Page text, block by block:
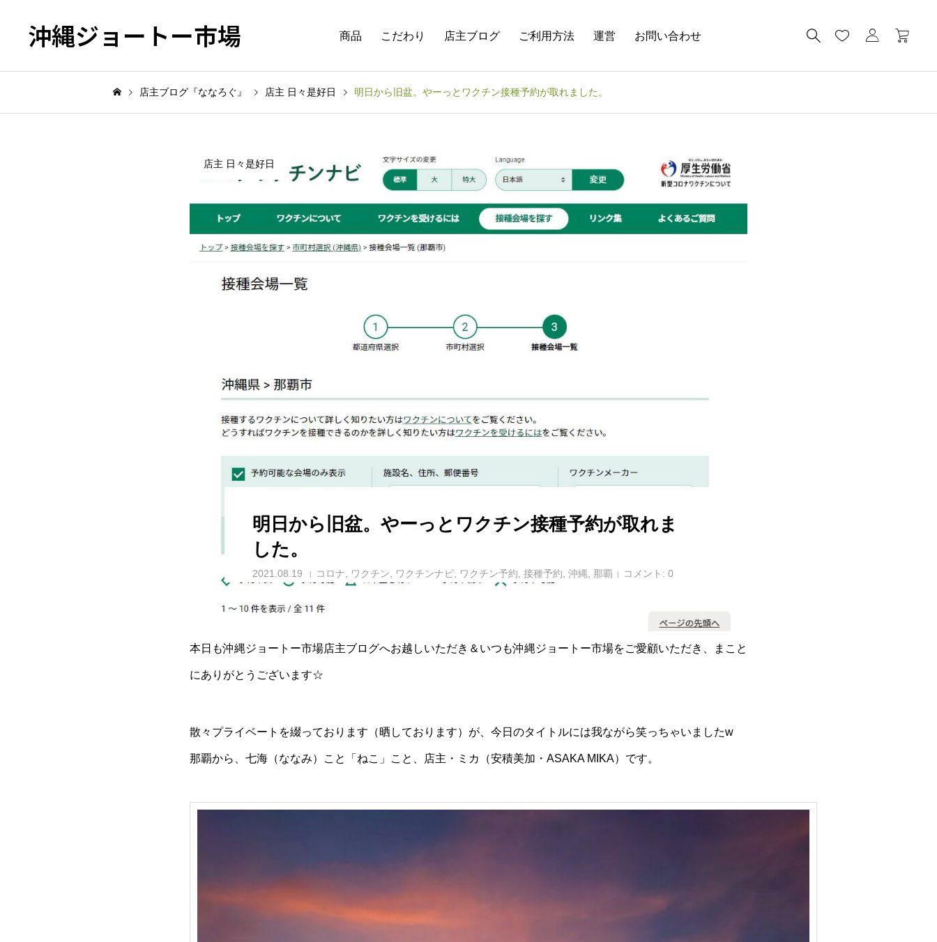
沖縄ジョートー市場 商品 こだわり 店主ブログ ご利用方法 運営 お問い合わせ
店主ブログ『ななろぐ』 店主 日々是好日 明日から旧盆。やーっとワクチン接種予約が取れました。
店主 日々是好日
明日から旧盆。やーっとワクチン接種予約が取れま
した。
2021.08.19 コロナ ワクチン ワクチンナビ ワクチン予約 接種予約 沖縄 那覇 コメント: 0
本日も沖縄ジョートー市場店主ブログへお越しいただき＆いつも沖縄ジョートー市場をご愛顧いただき、まこと
にありがとうございます☆
散々プライベートを綴っております（晒しております）が、今日のタイトルには我ながら笑っちゃいましたw
那覇から、七海（ななみ）こと「ねこ」こと、店主・ミカ（安積美加・ASAKA MIKA）です。